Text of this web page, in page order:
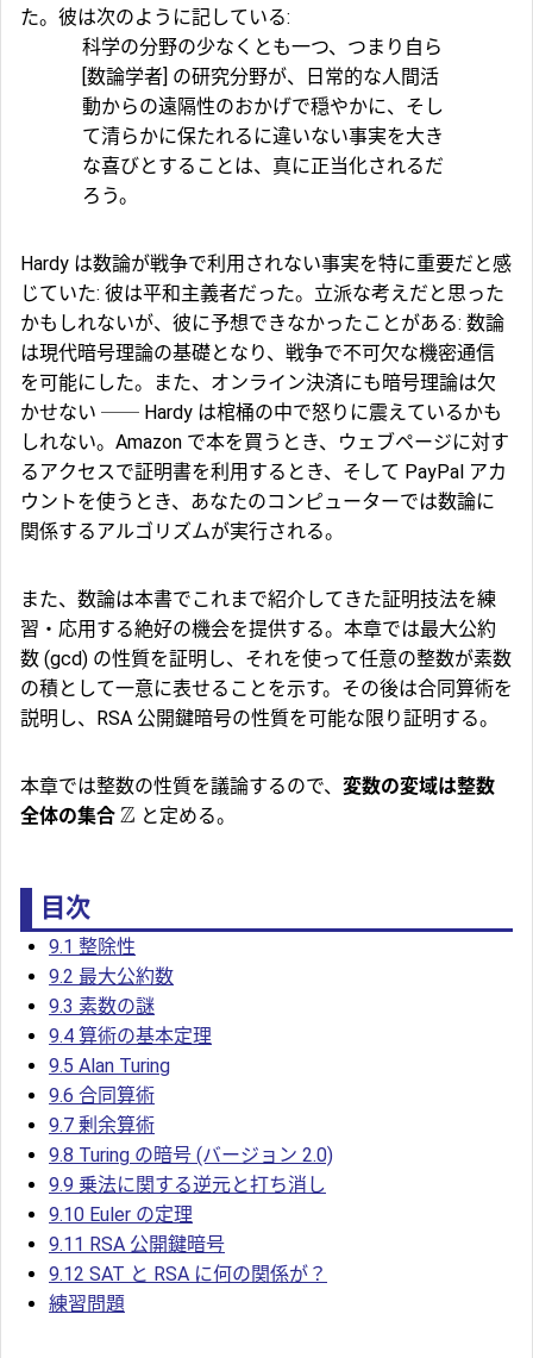
た。彼は次のように記している:
科学の分野の少なくとも一つ、つまり自ら
[数論学者] の研究分野が、日常的な人間活
動からの遠隔性のおかげで穏やかに、そし
て清らかに保たれるに違いない事実を大き
な喜びとすることは、真に正当化されるだ
ろう。
Hardy は数論が戦争で利用されない事実を特に重要だと感
じていた: 彼は平和主義者だった。立派な考えだと思った
かもしれないが、彼に予想できなかったことがある: 数論
は現代暗号理論の基礎となり、戦争で不可欠な機密通信
を可能にした。また、オンライン決済にも暗号理論は欠
かせない ── Hardy は棺桶の中で怒りに震えているかも
しれない。Amazon で本を買うとき、ウェブページに対す
るアクセスで証明書を利用するとき、そして PayPal アカ
ウントを使うとき、あなたのコンピューターでは数論に
関係するアルゴリズムが実行される。
また、数論は本書でこれまで紹介してきた証明技法を練
習・応用する絶好の機会を提供する。本章では最大公約
数 (gcd) の性質を証明し、それを使って任意の整数が素数
の積として一意に表せることを示す。その後は合同算術を
説明し、RSA 公開鍵暗号の性質を可能な限り証明する。
本章では整数の性質を議論するので、 変数の変域は整数
全体の集合 Z と定める。
目次
9.1 整除性
9.2 最大公約数
9.3 素数の謎
9.4 算術の基本定理
9.5 Alan Turing
9.6 合同算術
9.7 剰余算術
9.8 Turing の暗号 (バージョン 2.0)
9.9 乗法に関する逆元と打ち消し
9.10 Euler の定理
9.11 RSA 公開鍵暗号
9.12 SAT と RSA に何の関係が？
練習問題